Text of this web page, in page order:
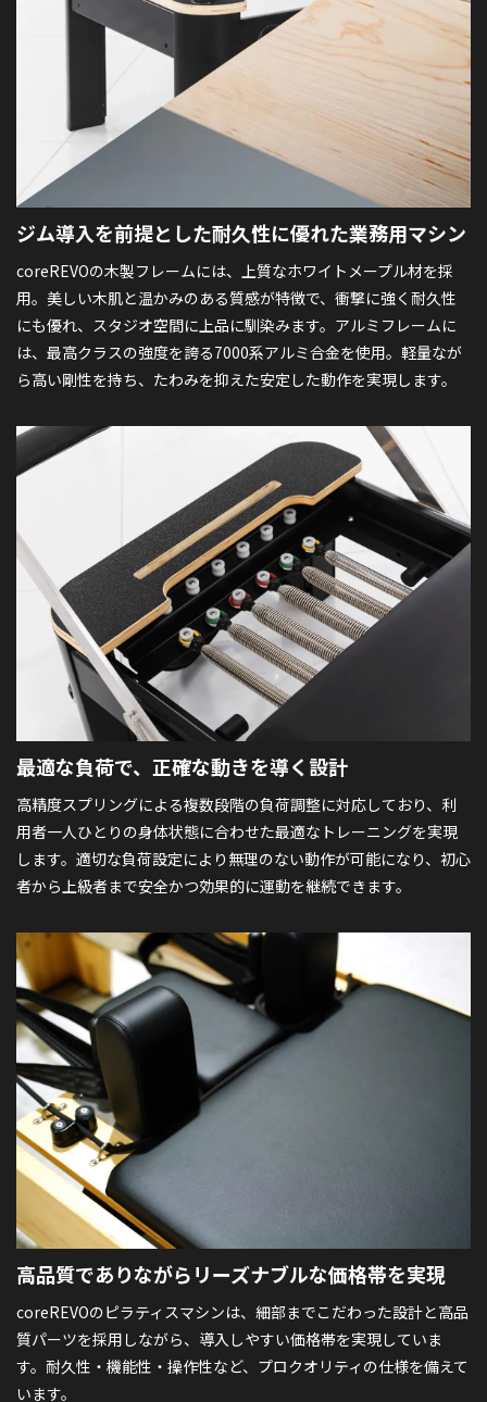
ジム導入を前提とした耐久性に優れた業務用マシン
coreREVOの木製フレームには、上質なホワイトメープル材を採
用。美しい木肌と温かみのある質感が特徴で、衝撃に強く耐久性
にも優れ、スタジオ空間に上品に馴染みます。アルミフレームに
は、最高クラスの強度を誇る7000系アルミ合金を使用。軽量なが
ら高い剛性を持ち、たわみを抑えた安定した動作を実現します。
最適な負荷で、 正確な動きを導く設計
高精度スプリングによる複数段階の負荷調整に対応しており、利
用者一人ひとりの身体状態に合わせた最適なトレーニングを実現
します。適切な負荷設定により無理のない動作が可能になり、初心
者から上級者まで安全かつ効果的に運動を継続できます。
高品質でありながらリーズナブルな価格帯を実現
coreREVOのピラティスマシンは、細部までこだわった設計と高品
質パーツを採用しながら、導入しやすい価格帯を実現していま
す。耐久性・機能性・操作性など、プロクオリティの仕様を備えて
います。